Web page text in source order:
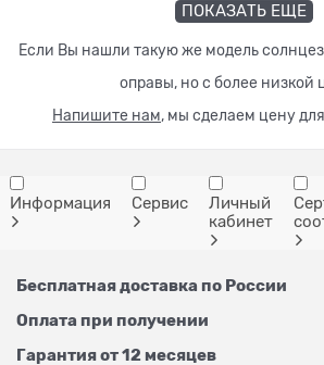
ПОКАЗАТЬ ЕЩЕ
Если Вы нашли такую же модель
оправы, но с более низкой
Напишите нам, мы сделаем цену
Информация Сервис
Личный
кабинет
Бесплатная доставка по России
Оплата при получении
Гарантия от 12 месяцев